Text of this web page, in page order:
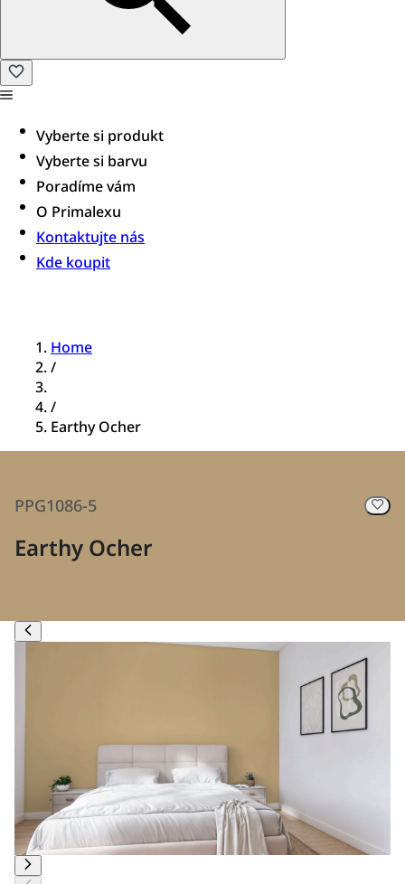
Vyberte si produkt
Vyberte si barvu
Poradíme vám​
O Primalexu
Kontaktujte nás
Kde koupit
Home
/
/
Earthy Ocher
PPG1086-5
Earthy Ocher